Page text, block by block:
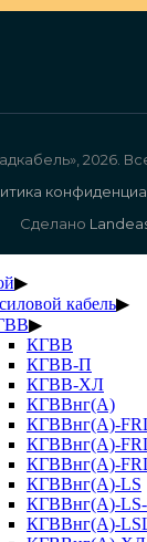
2026.
Сделано
▶
кабель▶
▶
КГВВ
КГВВ-П
КГВВ-ХЛ
КГВВнг(А)
КГВВнг(А)-
КГВВнг(А)-
КГВВнг(А)-
КГВВнг(А)-LS
КГВВнг(А)-
КГВВнг(А)-